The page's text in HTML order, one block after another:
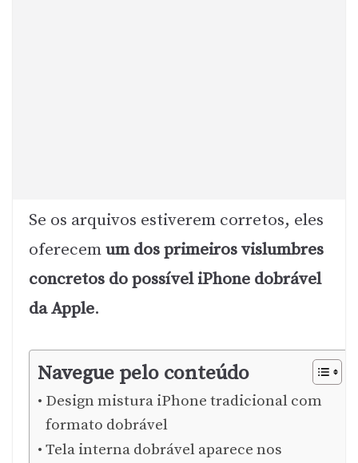
Se os arquivos estiverem corretos, eles
oferecemum dos primeiros vislumbres
concretos do possível iPhone dobrável
da Apple.
Navegue pelo conteúdo
Design mistura iPhone tradicional com
formato dobrável
Tela interna dobrável aparece nos